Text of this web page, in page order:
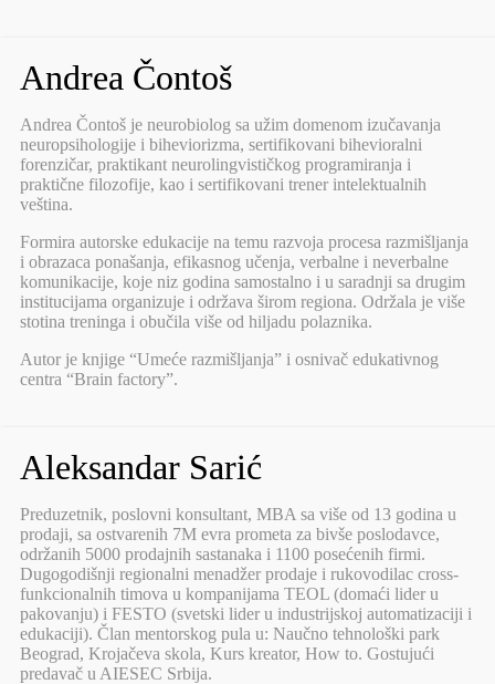
Andrea Čontoš
Andrea Čontoš je neurobiolog sa užim domenom izučavanja
neuropsihologije i biheviorizma, sertifikovani bihevioralni
forenzičar, praktikant neurolingvističkog programiranja i
praktične filozofije, kao i sertifikovani trener intelektualnih
veština.
Formira autorske edukacije na temu razvoja procesa razmišljanja
i obrazaca ponašanja, efikasnog učenja, verbalne i neverbalne
komunikacije, koje niz godina samostalno i u saradnji sa drugim
institucijama organizuje i održava širom regiona. Održala je više
stotina treninga i obučila više od hiljadu polaznika.
Autor je knjige “Umeće razmišljanja” i osnivač edukativnog
centra “Brain factory”.
Aleksandar Sarić
Preduzetnik, poslovni konsultant, MBA sa više od 13 godina u
prodaji, sa ostvarenih 7M evra prometa za bivše poslodavce,
održanih 5000 prodajnih sastanaka i 1100 posećenih firmi.
Dugogodišnji regionalni menadžer prodaje i rukovodilac cross-
funkcionalnih timova u kompanijama TEOL (domaći lider u
pakovanju) i FESTO (svetski lider u industrijskoj automatizaciji i
edukaciji). Član mentorskog pula u: Naučno tehnološki park
Beograd, Krojačeva skola, Kurs kreator, How to. Gostujući
predavač u AIESEC Srbija.